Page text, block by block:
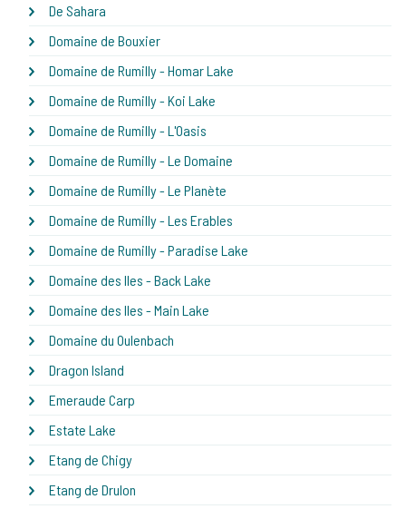
De Sahara
Domaine de Bouxier
Domaine de Rumilly - Homar Lake
Domaine de Rumilly - Koi Lake
Domaine de Rumilly - L'Oasis
Domaine de Rumilly - Le Domaine
Domaine de Rumilly - Le Planète
Domaine de Rumilly - Les Erables
Domaine de Rumilly - Paradise Lake
Domaine des Iles - Back Lake
Domaine des Iles - Main Lake
Domaine du Oulenbach
Dragon Island
Emeraude Carp
Estate Lake
Etang de Chigy
Etang de Drulon